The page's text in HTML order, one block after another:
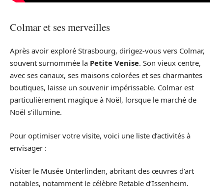
Colmar et ses merveilles
Après avoir exploré Strasbourg, dirigez-vous vers Colmar,
souvent surnommée la Petite Venise. Son vieux centre,
avec ses canaux, ses maisons colorées et ses charmantes
boutiques, laisse un souvenir impérissable. Colmar est
particulièrement magique à Noël, lorsque le marché de
Noël s’illumine.
Pour optimiser votre visite, voici une liste d’activités à
envisager :
Visiter le Musée Unterlinden, abritant des œuvres d’art
notables, notamment le célèbre Retable d’Issenheim.